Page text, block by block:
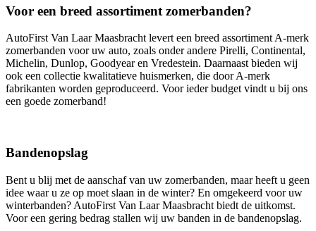
Voor een breed assortiment zomerbanden?
AutoFirst Van Laar Maasbracht levert een breed assortiment A-merk
zomerbanden voor uw auto, zoals onder andere Pirelli, Continental,
Michelin, Dunlop, Goodyear en Vredestein. Daarnaast bieden wij
ook een collectie kwalitatieve huismerken, die door A-merk
fabrikanten worden geproduceerd. Voor ieder budget vindt u bij ons
een goede zomerband!
Bandenopslag
Bent u blij met de aanschaf van uw zomerbanden, maar heeft u geen
idee waar u ze op moet slaan in de winter? En omgekeerd voor uw
winterbanden? AutoFirst Van Laar Maasbracht biedt de uitkomst.
Voor een gering bedrag stallen wij uw banden in de bandenopslag.